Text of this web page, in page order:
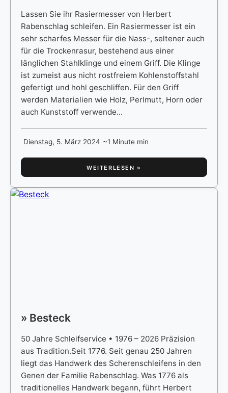
Lassen Sie ihr Rasiermesser von Herbert
Rabenschlag schleifen. Ein Rasiermesser ist ein
sehr scharfes Messer für die Nass-, seltener auch
für die Trockenrasur, bestehend aus einer
länglichen Stahlklinge und einem Griff. Die Klinge
ist zumeist aus nicht rostfreiem Kohlenstoffstahl
gefertigt und hohl geschliffen. Für den Griff
werden Materialien wie Holz, Perlmutt, Horn oder
auch Kunststoff verwende...
Dienstag, 5. März 2024 ~1 Minute min
WEITERLESEN »
» Besteck
50 Jahre Schleifservice • 1976 – 2026 Präzision
aus Tradition.Seit 1776. Seit genau 250 Jahren
liegt das Handwerk des Scherenschleifens in den
Genen der Familie Rabenschlag. Was 1776 als
traditionelles Handwerk begann, führt Herbert